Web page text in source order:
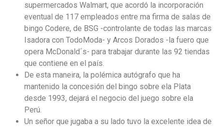
supermercados Walmart, que acordó la incorporación
eventual de 117 empleados entre ma firma de salas de
bingo Codere, de BSG -controlante de todas las marcas
Isadora con TodoModa- y Arcos Dorados -la fuero que
opera McDonald´s- para trabajar durante las 92 tiendas
que contiene en el país.
De esta maneira, la polémica autógrafo que ha
mantenido la concesión del bingo sobre ela Plata
desde 1993, dejará el negocio del juego sobre ela
Perú.
Un señor que jugaba a su lado tuvo la excelente idea de